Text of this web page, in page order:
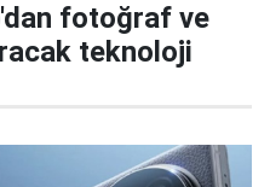
fotoğraf ve
teknoloji